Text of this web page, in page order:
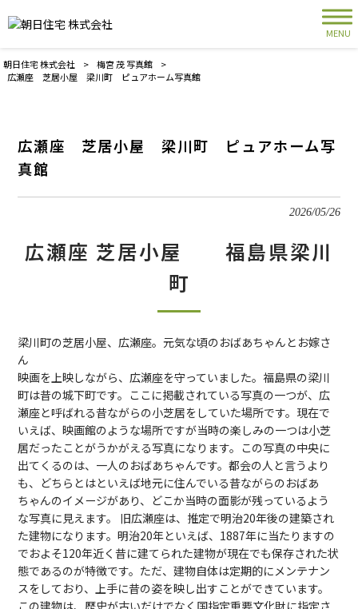
MENU
朝日住宅 株式会社 > 梅宮 茂 写真館
>
広瀬座 芝居小屋 梁川町 ピュアホーム写真館
広瀬座 芝居小屋 梁川町 ピュアホーム写
真館
2026/05/26
広瀬座 芝居小屋 福島県梁川
町
梁川町の芝居小屋、広瀬座。元気な頃のおばあちゃんとお嫁さ
ん
映画を上映しながら、広瀬座を守っていました。福島県の梁川
町は昔の城下町です。ここに掲載されている写真の一つが、広
瀬座と呼ばれる昔ながらの小芝居をしていた場所です。現在で
いえば、映画館のような場所ですが当時の楽しみの一つは小芝
居だったことがうかがえる写真になります。この写真の中央に
出てくるのは、一人のおばあちゃんです。都会の人と言うより
も、どちらとはといえば地元に住んでいる昔ながらのおばあ
ちゃんのイメージがあり、どこか当時の面影が残っているよう
な写真に見えます。 旧広瀬座は、推定で明治20年後の建築され
た建物になります。明治20年といえば、1887年に当たりますの
でおよそ120年近く昔に建てられた建物が現在でも保存された状
態であるのが特徴です。ただ、建物自体は定期的にメンテナン
スをしており、上手に昔の姿を映し出すことができています。
この建物は、歴史が古いだけでなく国指定重要文化財に指定さ